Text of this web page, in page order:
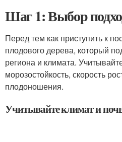
Шаг 1: Выбор
Перед тем как приступить к
плодового дерева, который
региона и климата.
морозостойкость, скорость
плодоношения.
Учитывайте климат и